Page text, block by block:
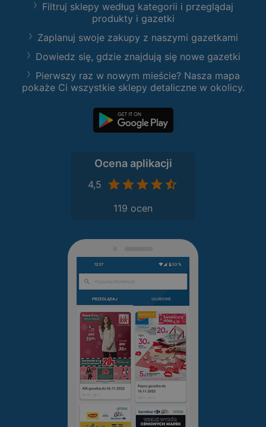
Filtruj sklepy według kategorii i przeglądaj
produkty i gazetki
Zaplanuj swoje zakupy z naszymi gazetkami
Dowiedz się, gdzie znajdują się nowe gazetki
Pierwszy raz w nowym mieście? Nasza mapa
pokaże Ci wszystkie sklepy detaliczne w okolicy.
Ocena aplikacji
4,5
119 ocen